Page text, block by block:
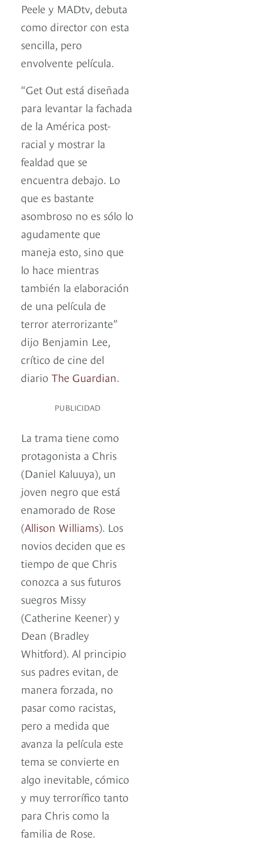
Peele y MADtv, debuta
como director con esta
sencilla, pero
envolvente película.
“Get Out está diseñada
para levantar la fachada
de la América post-
racial y mostrar la
fealdad que se
encuentra debajo. Lo
que es bastante
asombroso no es sólo lo
agudamente que
maneja esto, sino que
lo hace mientras
también la elaboración
de una película de
terror aterrorizante”
dijo Benjamin Lee,
crítico de cine del
diario The Guardian.
PUBLICIDAD
La trama tiene como
protagonista a Chris
(Daniel Kaluuya), un
joven negro que está
enamorado de Rose
(Allison Williams). Los
novios deciden que es
tiempo de que Chris
conozca a sus futuros
suegros Missy
(Catherine Keener) y
Dean (Bradley
Whitford). Al principio
sus padres evitan, de
manera forzada, no
pasar como racistas,
pero a medida que
avanza la película este
tema se convierte en
algo inevitable, cómico
y muy terrorífico tanto
para Chris como la
familia de Rose.